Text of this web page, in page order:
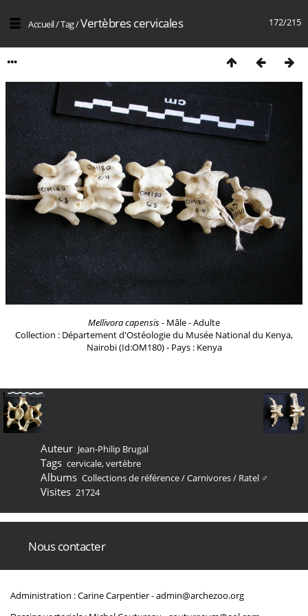
172/215
Accueil/Tag/Vertèbres cervicales
Mellivora capensis- Mâle - Adulte
Collection : Département d'Ostéologie du Musée National du Kenya,
Nairobi (Id:OM180) - Pays : Kenya
Auteur Jean-Philip Brugal
Tags cervicale,vertèbre
Albums Collections de référence/Carnivores/ Ratel ♂
Visites 21724
Nous contacter
Administration : Carine Carpentier -admin@archezoo.org